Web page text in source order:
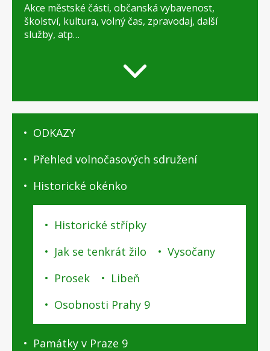
Akce městské části, občanská vybavenost,
školství, kultura, volný čas, zpravodaj, další
služby, atp…
Praze
podstránky
ODKAZY
Přehled volnočasových sdružení
Historické okénko
Historické střípky
Jak se tenkrát žilo
Vysočany
Prosek
Libeň
Osobnosti Prahy 9
Památky v Praze 9